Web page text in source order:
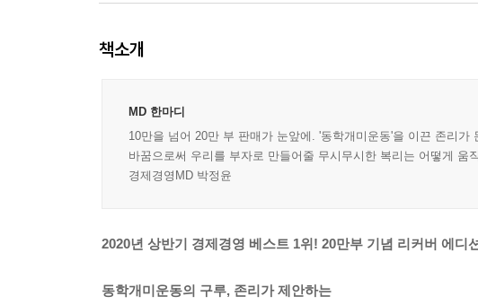
책소개
MD 한마디
10만을 넘어 20만 부 판매가 눈앞에. '동학개미운동'을 이끈 존리
바꿈으로써 우리를 부자로 만들어줄 무시무시한 복리는 어떻게
경제경영MD 박정윤
2020년 상반기 경제경영 베스트 1위! 20만부 기념 리커버 에디
동학개미운동의 구루, 존리가 제안하는